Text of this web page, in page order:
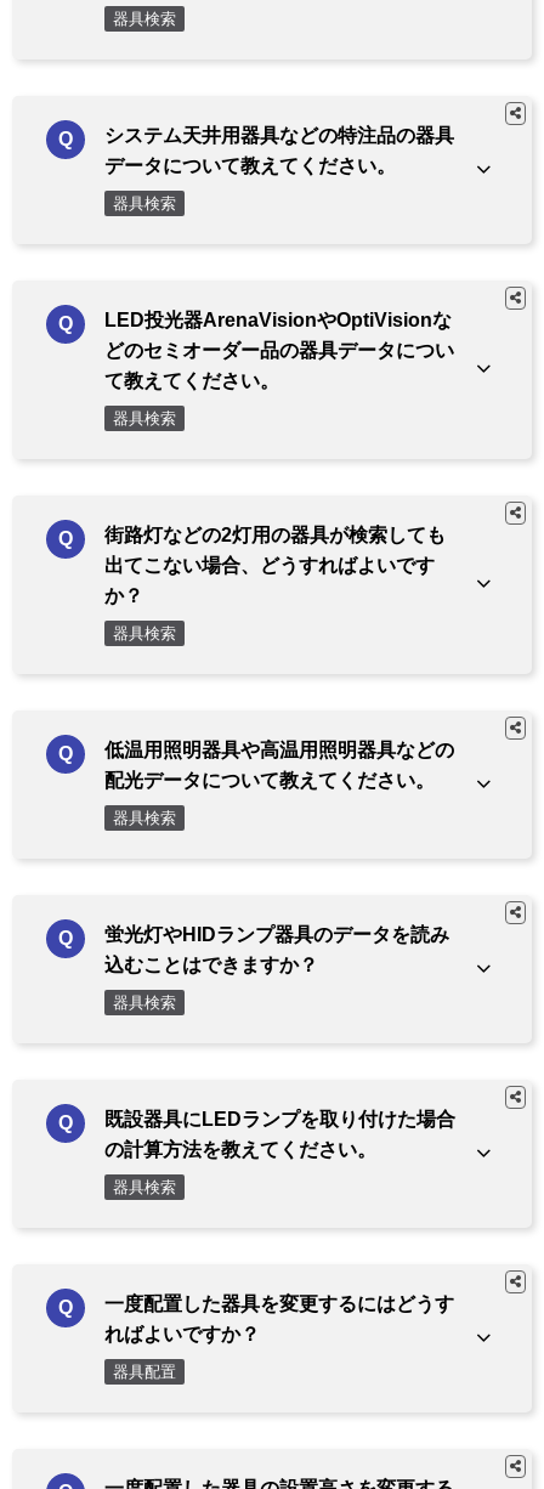
器具検索
システム天井用器具などの特注品の器具
データについて教えてください。
器具検索
LED投光器ArenaVisionやOptiVisionな
どのセミオーダー品の器具データについ
て教えてください。
器具検索
街路灯などの2灯用の器具が検索しても
出てこない場合、どうすればよいです
か？
器具検索
低温用照明器具や高温用照明器具などの
配光データについて教えてください。
器具検索
蛍光灯やHIDランプ器具のデータを読み
込むことはできますか？
器具検索
既設器具にLEDランプを取り付けた場合
の計算方法を教えてください。
器具検索
一度配置した器具を変更するにはどうす
ればよいですか？
器具配置